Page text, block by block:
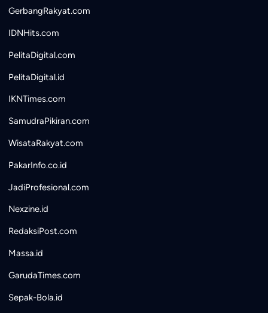
GerbangRakyat.com
IDNHits.com
PelitaDigital.com
PelitaDigital.id
IKNTimes.com
SamudraPikiran.com
WisataRakyat.com
PakarInfo.co.id
JadiProfesional.com
Nexzine.id
RedaksiPost.com
Massa.id
GarudaTimes.com
Sepak-Bola.id